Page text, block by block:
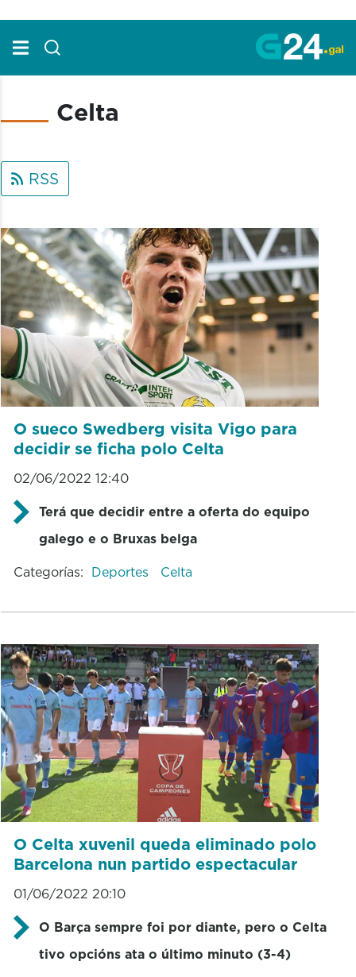
Celta
RSS
O sueco Swedberg visita Vigo para
decidir se ficha polo Celta
02/06/2022 12:40
Terá que decidir entre a oferta do equipo
galego e o Bruxas belga
Categorías: Deportes Celta
O Celta xuvenil queda eliminado polo
Barcelona nun partido espectacular
01/06/2022 20:10
O Barça sempre foi por diante, pero o Celta
tivo opcións ata o último minuto (3-4)